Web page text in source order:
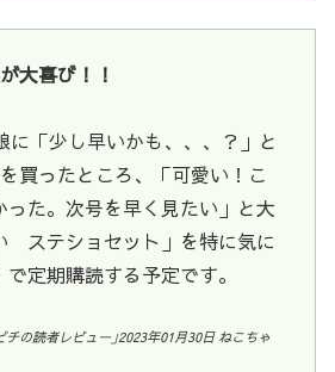
大喜び！！
に「少し早いかも、、、？」と
買ったところ、「可愛い！こ
った。次号を早く見たい」と大
ステショセット」を特に気に
定期購読する予定です。
チの読者レビュー｣2023年01月30日 ねこちゃ